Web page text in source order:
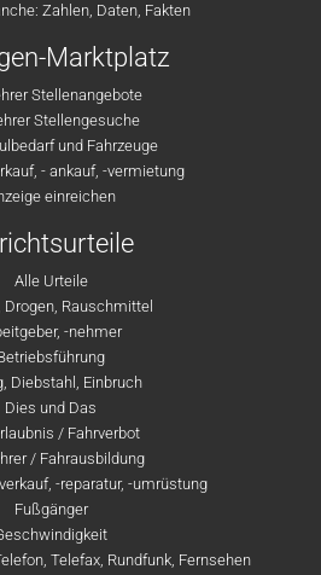
Zahlen, Daten, Fakten
Marktplatz
Stellenangebote
Stellengesuche
und Fahrzeuge
- ankauf, -vermietung
einreichen
Alle Urteile
Drogen, Rauschmittel
-nehmer
Diebstahl, Einbruch
Dies und Das
/ Fahrverbot
/ Fahrausbildung
-reparatur, -umrüstung
Fußgänger
Telefax, Rundfunk, Fernsehen